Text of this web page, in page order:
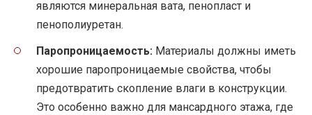
являются минеральная вата, пенопласт и
пенополиуретан.
Паропроницаемость: Материалы должны иметь
хорошие паропроницаемые свойства, чтобы
предотвратить скопление влаги в конструкции.
Это особенно важно для мансардного этажа, где